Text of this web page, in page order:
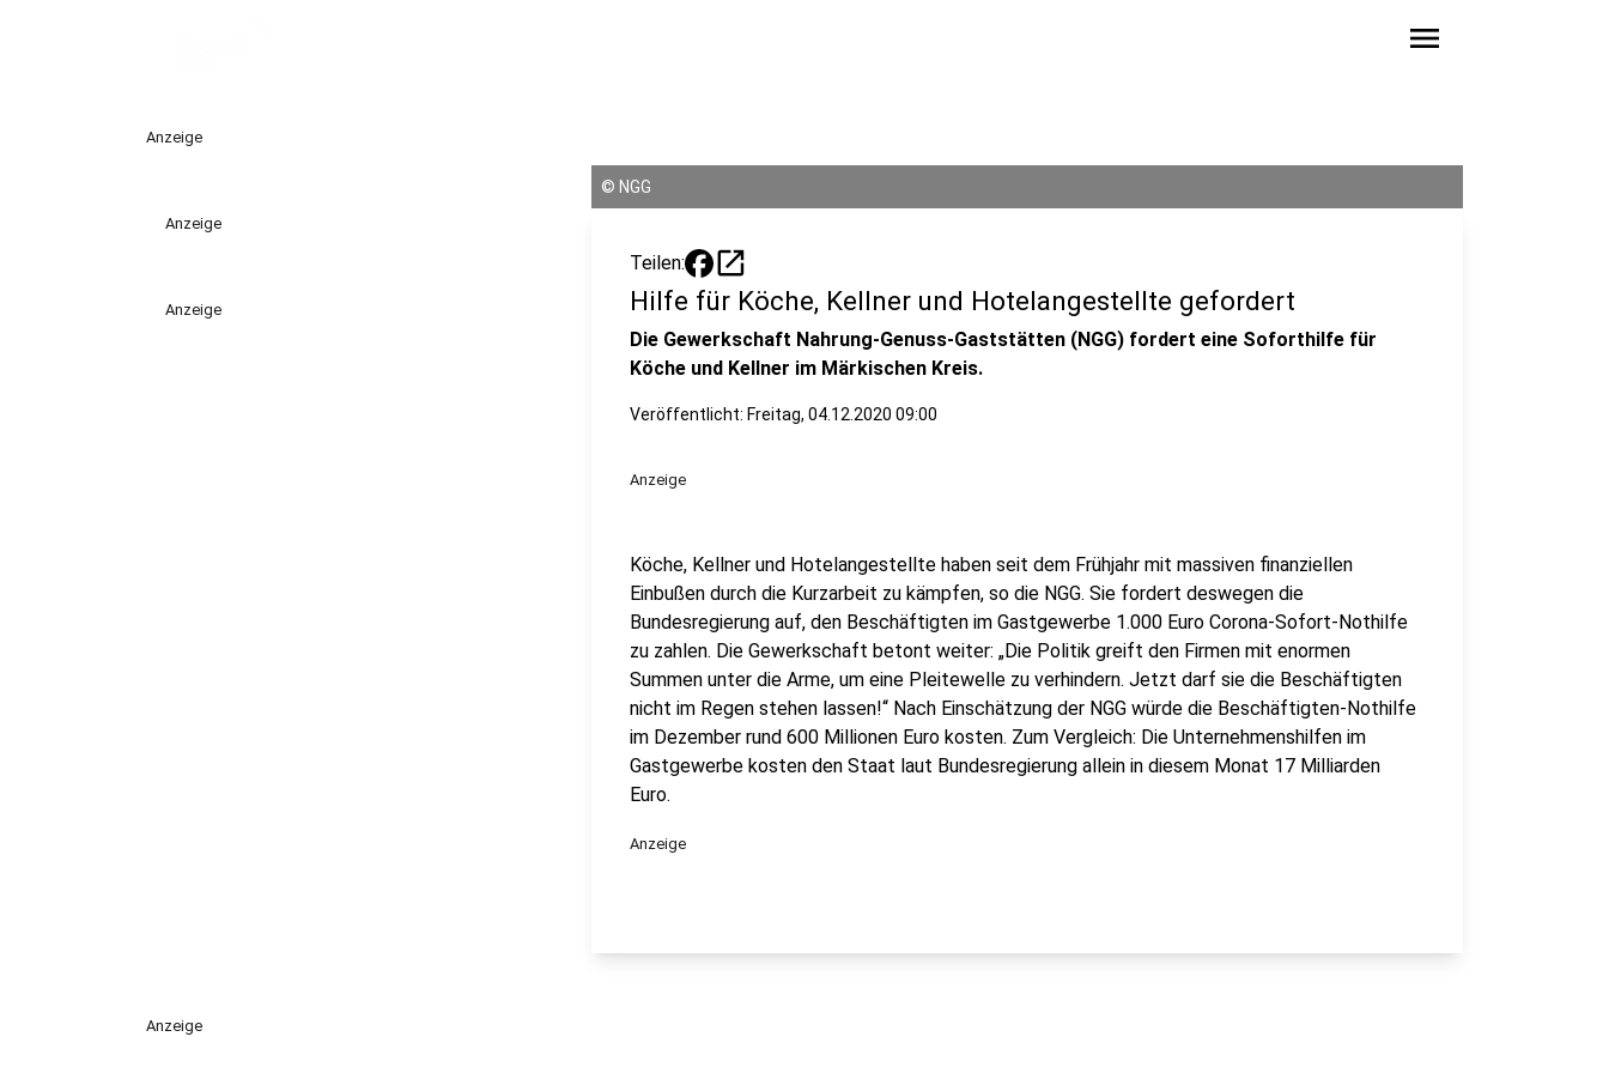
menu
Anzeige
Anzeige
Anzeige
© NGG
Teilen: open_in_new
Hilfe für Köche, Kellner und Hotelangestellte gefordert
Die Gewerkschaft Nahrung-Genuss-Gaststätten (NGG) fordert eine Soforthilfe für
Köche und Kellner im Märkischen Kreis.
Veröffentlicht: Freitag, 04.12.2020 09:00
Anzeige
Köche, Kellner und Hotelangestellte haben seit dem Frühjahr mit massiven finanziellen
Einbußen durch die Kurzarbeit zu kämpfen, so die NGG. Sie fordert deswegen die
Bundesregierung auf, den Beschäftigten im Gastgewerbe 1.000 Euro Corona-Sofort-Nothilfe
zu zahlen. Die Gewerkschaft betont weiter: „Die Politik greift den Firmen mit enormen
Summen unter die Arme, um eine Pleitewelle zu verhindern. Jetzt darf sie die Beschäftigten
nicht im Regen stehen lassen!“ Nach Einschätzung der NGG würde die Beschäftigten-Nothilfe
im Dezember rund 600 Millionen Euro kosten. Zum Vergleich: Die Unternehmenshilfen im
Gastgewerbe kosten den Staat laut Bundesregierung allein in diesem Monat 17 Milliarden
Euro.
Anzeige
Anzeige